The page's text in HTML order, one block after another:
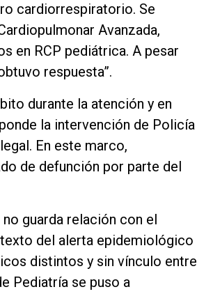
cardiorrespiratorio. Se
Avanzada,
en RCP pediátrica. A pesar
respuesta”.
durante la atención y en
la intervención de Policía
En este marco,
de defunción por parte del
guarda relación con el
del alerta epidemiológico
distintos y sin vínculo entre
Pediatría se puso a